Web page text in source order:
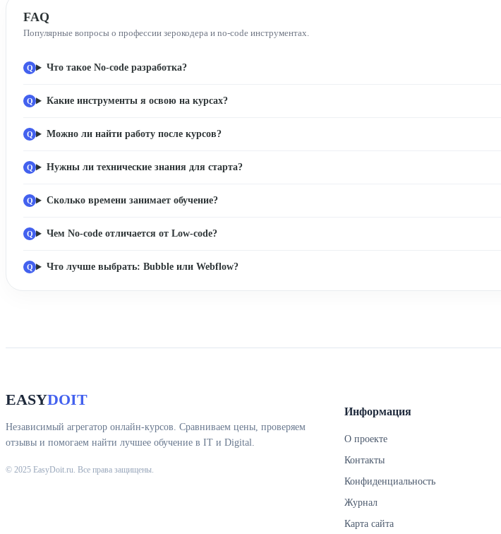
FAQ
Популярные вопросы о профессии зерокодера и no-code инструментах.
Что такое No-code разработка?
Какие инструменты я освою на курсах?
Можно ли найти работу после курсов?
Нужны ли технические знания для старта?
Сколько времени занимает обучение?
Чем No-code отличается от Low-code?
Что лучше выбрать: Bubble или Webflow?
EASYDOIT
Независимый агрегатор онлайн-курсов. Сравниваем цены, проверяем
отзывы и помогаем найти лучшее обучение в IT и Digital.
© 2025 EasyDoit.ru. Все права защищены.
Информация
О проекте
Контакты
Конфиденциальность
Журнал
Карта сайта